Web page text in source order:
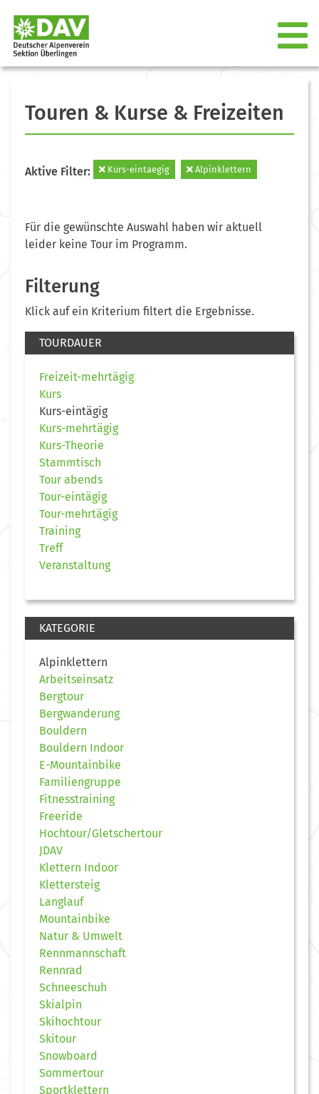
Touren & Kurse & Freizeiten
Aktive Filter: Kurs-eintaegig Alpinklettern
Für die gewünschte Auswahl haben wir aktuell
leider keine Tour im Programm.
Filterung
Klick auf ein Kriterium filtert die Ergebnisse.
TOURDAUER
Freizeit-mehrtägig
Kurs
Kurs-eintägig
Kurs-mehrtägig
Kurs-Theorie
Stammtisch
Tour abends
Tour-eintägig
Tour-mehrtägig
Training
Treff
Veranstaltung
KATEGORIE
Alpinklettern
Arbeitseinsatz
Bergtour
Bergwanderung
Bouldern
Bouldern Indoor
E-Mountainbike
Familiengruppe
Fitnesstraining
Freeride
Hochtour/Gletschertour
JDAV
Klettern Indoor
Klettersteig
Langlauf
Mountainbike
Natur & Umwelt
Rennmannschaft
Rennrad
Schneeschuh
Skialpin
Skihochtour
Skitour
Snowboard
Sommertour
Sportklettern